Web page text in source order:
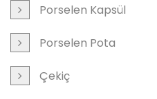
Porselen Kapsül
Porselen Pota
Çekiç